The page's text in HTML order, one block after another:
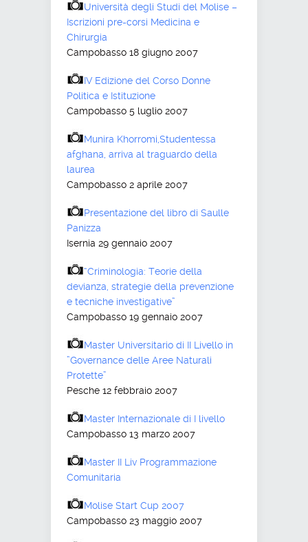
Università degli Studi del Molise –
Iscrizioni pre-corsi Medicina e
Chirurgia
Campobasso 18 giugno 2007
IV Edizione del Corso Donne
Politica e Istituzione
Campobasso 5 luglio 2007
Munira Khorromi,Studentessa
afghana, arriva al traguardo della
laurea
Campobasso 2 aprile 2007
Presentazione del libro di Saulle
Panizza
Isernia 29 gennaio 2007
“Criminologia: Teorie della
devianza, strategie della prevenzione
e tecniche investigative”
Campobasso 19 gennaio 2007
Master Universitario di II Livello in
”Governance delle Aree Naturali
Protette”
Pesche 12 febbraio 2007
Master Internazionale di I livello
Campobasso 13 marzo 2007
Master II Liv Programmazione
Comunitaria
Molise Start Cup 2007
Campobasso 23 maggio 2007